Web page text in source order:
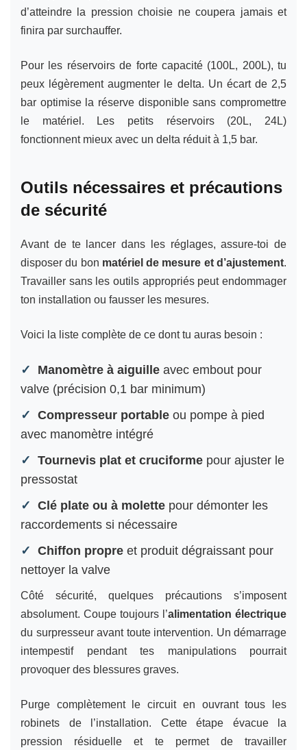
d’atteindre la pression choisie ne coupera jamais et
finira par surchauffer.
Pour les réservoirs de forte capacité (100L, 200L), tu
peux légèrement augmenter le delta. Un écart de 2,5
bar optimise la réserve disponible sans compromettre
le matériel. Les petits réservoirs (20L, 24L)
fonctionnent mieux avec un delta réduit à 1,5 bar.
Outils nécessaires et précautions
de sécurité
Avant de te lancer dans les réglages, assure-toi de
disposer du bon matériel de mesure et d’ajustement.
Travailler sans les outils appropriés peut endommager
ton installation ou fausser les mesures.
Voici la liste complète de ce dont tu auras besoin :
Manomètre à aiguille avec embout pour
valve (précision 0,1 bar minimum)
Compresseur portable ou pompe à pied
avec manomètre intégré
Tournevis plat et cruciforme pour ajuster le
pressostat
Clé plate ou à molette pour démonter les
raccordements si nécessaire
Chiffon propre et produit dégraissant pour
nettoyer la valve
Côté sécurité, quelques précautions s’imposent
absolument. Coupe toujours l’alimentation électrique
du surpresseur avant toute intervention. Un démarrage
intempestif pendant tes manipulations pourrait
provoquer des blessures graves.
Purge complètement le circuit en ouvrant tous les
robinets de l’installation. Cette étape évacue la
pression résiduelle et te permet de travailler